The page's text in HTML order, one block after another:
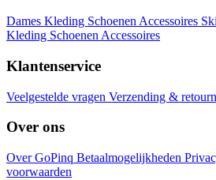
Dames Kleding Schoenen Accessoires
Kleding Schoenen Accessoires
Klantenservice
Veelgestelde vragen Verzending &
Over ons
Over GoPinq Betaalmogelijkheden
voorwaarden